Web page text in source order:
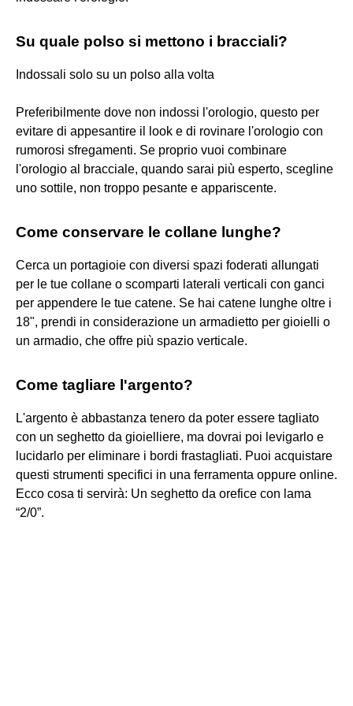
Su quale polso si mettono i bracciali?
Indossali solo su un polso alla volta
Preferibilmente dove non indossi l'orologio, questo per
evitare di appesantire il look e di rovinare l'orologio con
rumorosi sfregamenti. Se proprio vuoi combinare
l'orologio al bracciale, quando sarai più esperto, scegline
uno sottile, non troppo pesante e appariscente.
Come conservare le collane lunghe?
Cerca un portagioie con diversi spazi foderati allungati
per le tue collane o scomparti laterali verticali con ganci
per appendere le tue catene. Se hai catene lunghe oltre i
18", prendi in considerazione un armadietto per gioielli o
un armadio, che offre più spazio verticale.
Come tagliare l'argento?
L'argento è abbastanza tenero da poter essere tagliato
con un seghetto da gioielliere, ma dovrai poi levigarlo e
lucidarlo per eliminare i bordi frastagliati. Puoi acquistare
questi strumenti specifici in una ferramenta oppure online.
Ecco cosa ti servirà: Un seghetto da orefice con lama
“2/0”.